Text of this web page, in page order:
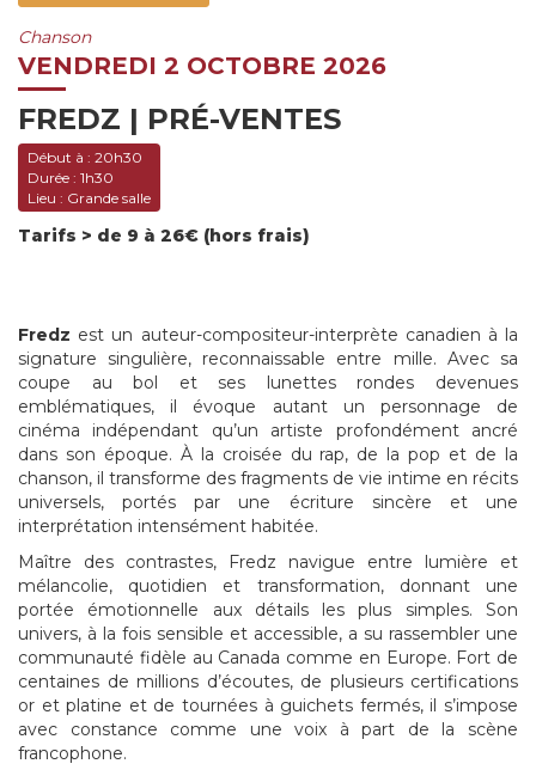
Chanson
VENDREDI 2 OCTOBRE 2026
FREDZ | PRÉ-VENTES
Début à : 20h30
Durée : 1h30
Lieu : Grande salle
Tarifs > de 9 à 26€ (hors frais)
Fredz est un auteur-compositeur-interprète canadien à la
signature singulière, reconnaissable entre mille. Avec sa
coupe au bol et ses lunettes rondes devenues
emblématiques, il évoque autant un personnage de
cinéma indépendant qu’un artiste profondément ancré
dans son époque. À la croisée du rap, de la pop et de la
chanson, il transforme des fragments de vie intime en récits
universels, portés par une écriture sincère et une
interprétation intensément habitée.
Maître des contrastes, Fredz navigue entre lumière et
mélancolie, quotidien et transformation, donnant une
portée émotionnelle aux détails les plus simples. Son
univers, à la fois sensible et accessible, a su rassembler une
communauté fidèle au Canada comme en Europe. Fort de
centaines de millions d’écoutes, de plusieurs certifications
or et platine et de tournées à guichets fermés, il s’impose
avec constance comme une voix à part de la scène
francophone.